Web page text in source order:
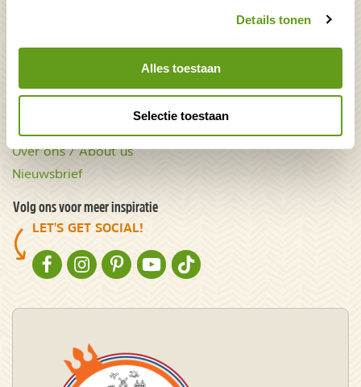
Details tonen
Alles toestaan
Selectie toestaan
Over ons / About us
Nieuwsbrief
Volg ons voor meer inspiratie
LET'S GET SOCIAL!
NATURESCANNER OP FACEBOOK
NATURESCANNER OP INSTAGRAM
NATURESCANNER OP PINTEREST
NATURESCANNER OP YOUTUBE
NATURESCANNER OP TIKTOK